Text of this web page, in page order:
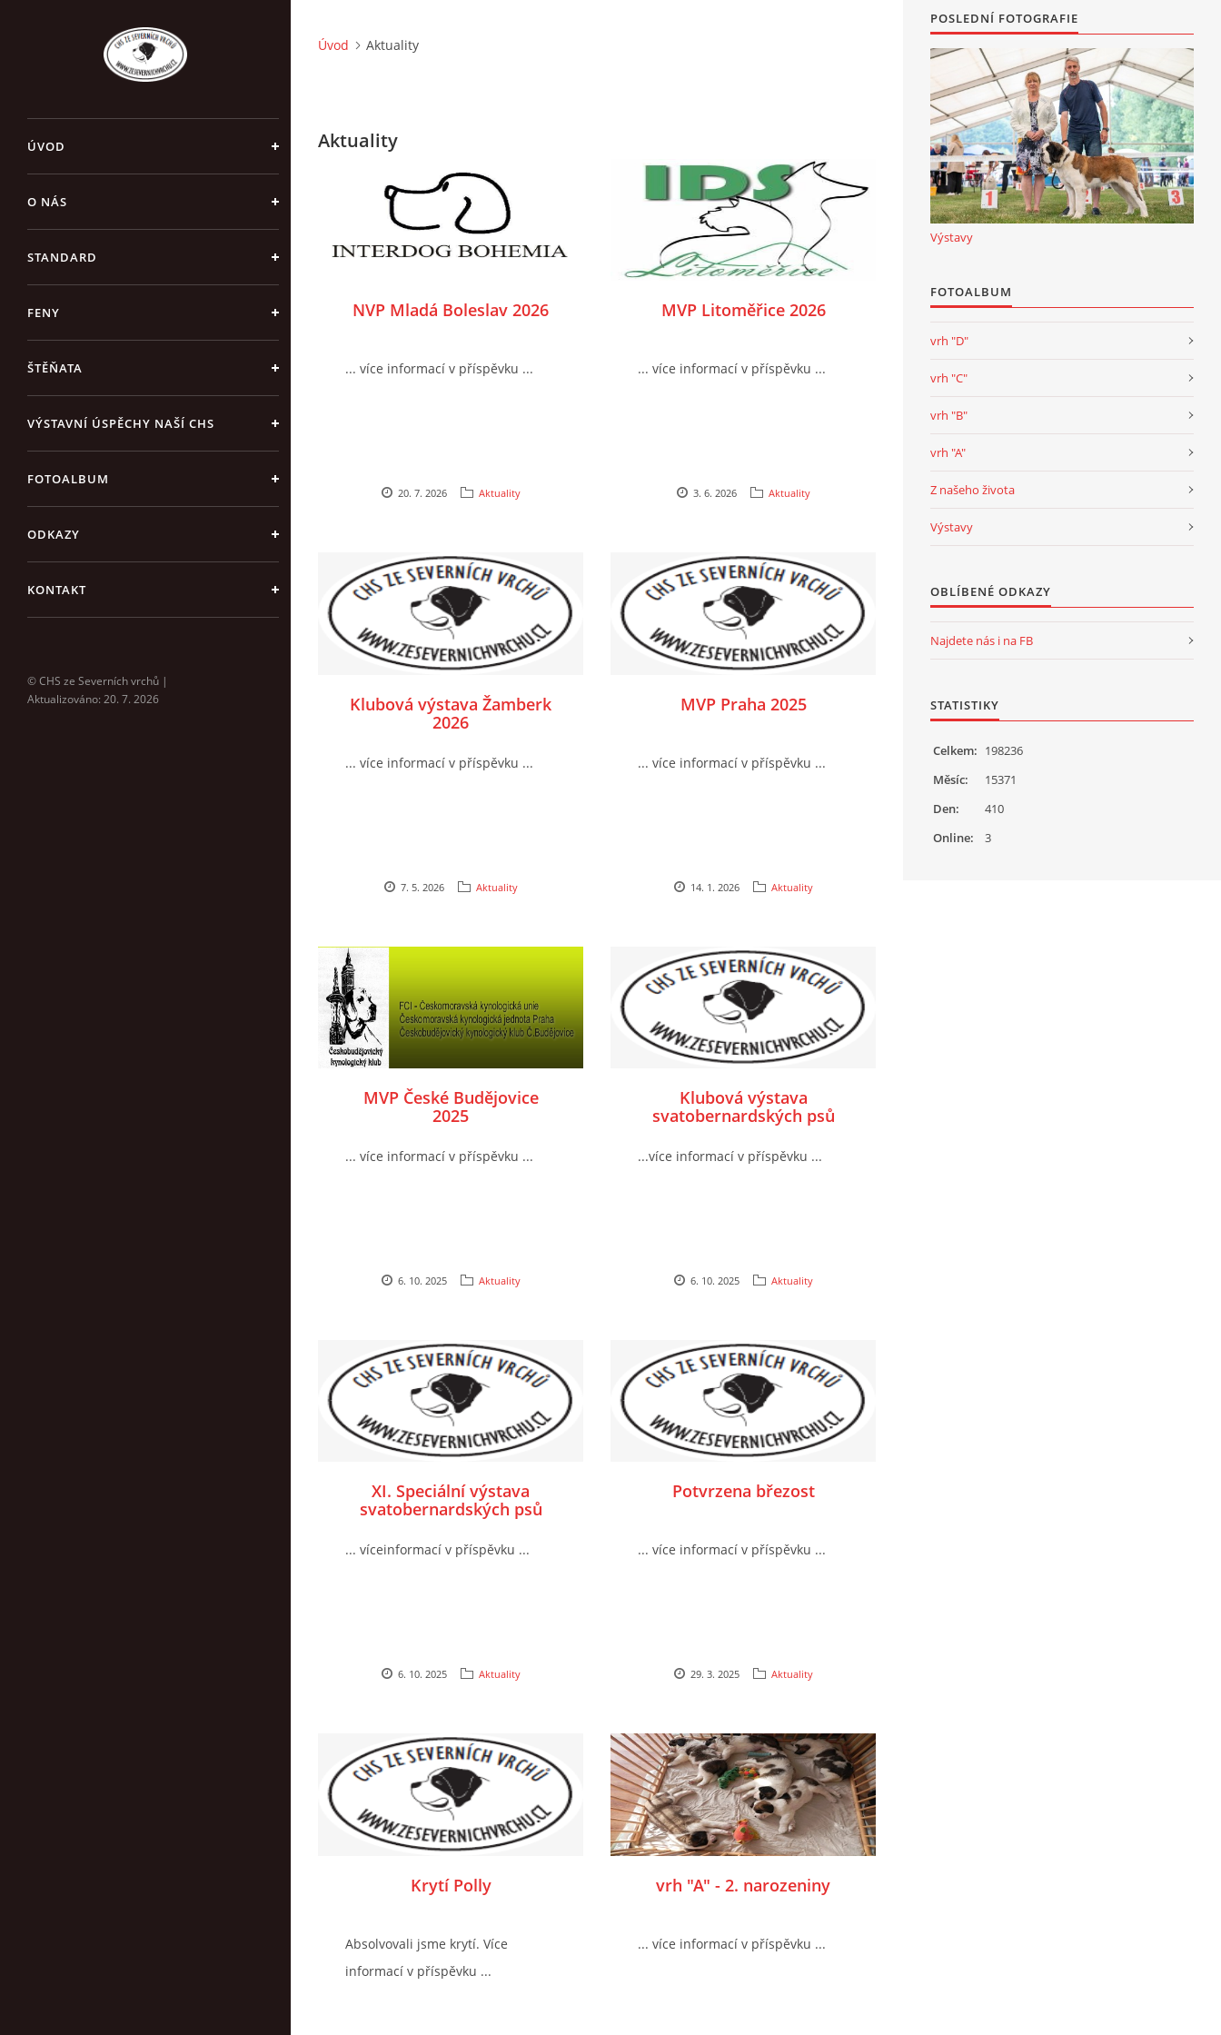
ÚVOD
O NÁS
STANDARD
FENY
ŠTĚŇATA
VÝSTAVNÍ ÚSPĚCHY NAŠÍ CHS
FOTOALBUM
ODKAZY
KONTAKT
© CHS ze Severních vrchů |
Aktualizováno: 20. 7. 2026
Úvod Aktuality
Aktuality
NVP Mladá Boleslav 2026
... více informací v příspěvku ...
20. 7. 2026 Aktuality
MVP Litoměřice 2026
... více informací v příspěvku ...
3. 6. 2026 Aktuality
Klubová výstava Žamberk
2026
... více informací v příspěvku ...
7. 5. 2026 Aktuality
MVP Praha 2025
... více informací v příspěvku ...
14. 1. 2026 Aktuality
MVP České Budějovice
2025
... více informací v příspěvku ...
6. 10. 2025 Aktuality
Klubová výstava
svatobernardských psů
...více informací v příspěvku ...
6. 10. 2025 Aktuality
XI. Speciální výstava
svatobernardských psů
... víceinformací v příspěvku ...
6. 10. 2025 Aktuality
Potvrzena březost
... více informací v příspěvku ...
29. 3. 2025 Aktuality
Krytí Polly
Absolvovali jsme krytí. Více
informací v příspěvku ...
vrh "A" - 2. narozeniny
... více informací v příspěvku ...
POSLEDNÍ FOTOGRAFIE
Výstavy
FOTOALBUM
vrh "D"
vrh "C"
vrh "B"
vrh "A"
Z našeho života
Výstavy
OBLÍBENÉ ODKAZY
Najdete nás i na FB
STATISTIKY
Online: 3
Celkem: 198236
Měsíc:
15371
Den:
410